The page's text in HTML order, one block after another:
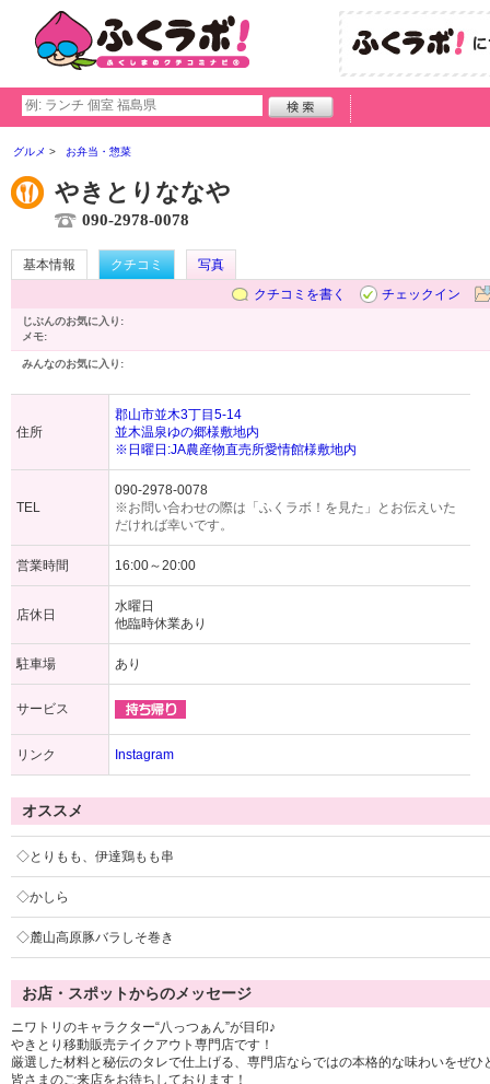
グルメ お弁当・惣菜
やきとりななや
090-2978-0078
基本情報 クチコミ
写真
クチコミを書く
チェックイン
じぶんのお気に入り:
メモ:
みんなのお気に入り:
住所
郡山市並木3丁目5-14
並木温泉ゆの郷様敷地内
※日曜日:JA農産物直売所愛情館様敷地内
TEL
090-2978-0078
※お問い合わせの際は「ふくラボ！を見た」とお伝えいた
だければ幸いです。
営業時間 16:00～20:00
店休日
水曜日
他臨時休業あり
駐車場 あり
サービス
リンク Instagram
オススメ
◇とりもも、伊達鶏もも串
◇かしら
◇麓山高原豚バラしそ巻き
お店・スポットからのメッセージ
ニワトリのキャラクター“八っつぁん”が目印♪
やきとり移動販売テイクアウト専門店です！
厳選した材料と秘伝のタレで仕上げる、専門店ならではの本格的な味わいをぜひ
皆さまのご来店をお待ちしております！